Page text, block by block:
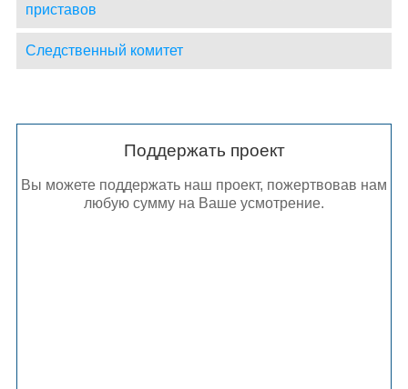
приставов
Следственный комитет
Поддержать проект
Вы можете поддержать наш проект, пожертвовав нам
любую сумму на Ваше усмотрение.